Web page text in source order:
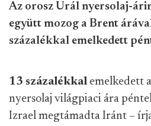
Az orosz Urál nyersolaj-
együtt mozog a Brent
százalékkal emelkedett
13 százalékkal emelkedett
nyersolaj világpiaci ára
Izrael megtámadta Iránt –